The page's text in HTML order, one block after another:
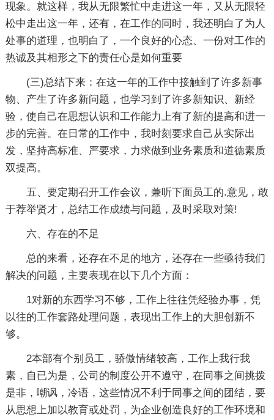
现象。就这样，我从无限繁忙中走进这一年，又从无限轻
松中走出这一年，还有，在工作的同时，我还明白了为人
处事的道理，也明白了，一个良好的心态、一份对工作的
热诚及其相形之下的责任心是如何重要
(三)总结下来：在这一年的工作中接触到了许多新事
物、产生了许多新问题，也学习到了许多新知识、新经
验，使自己在思想认识和工作能力上有了新的提高和进一
步的完善。在日常的工作中，我时刻要求自己从实际出
发，坚持高标准、严要求，力求做到业务素质和道德素质
双提高。
五、要定期召开工作会议，兼听下面员工的.意见，敢
于荐举贤才，总结工作成绩与问题，及时采取对策!
六、存在的不足
总的来看，还存在不足的地方，还存在一些亟待我们
解决的问题，主要表现在以下几个方面：
1对新的东西学习不够，工作上往往凭经验办事，凭
以往的工作套路处理问题，表现出工作上的大胆创新不
够。
2本部有个别员工，骄傲情绪较高，工作上我行我
素，自已为是，公司的制度公开不遵守，在同事之间挑拨
是非，嘲讽，冷语，这些情况不利于同事之间的团结，要
从思想上加以教育或处罚，为企业创造良好的工作环境和